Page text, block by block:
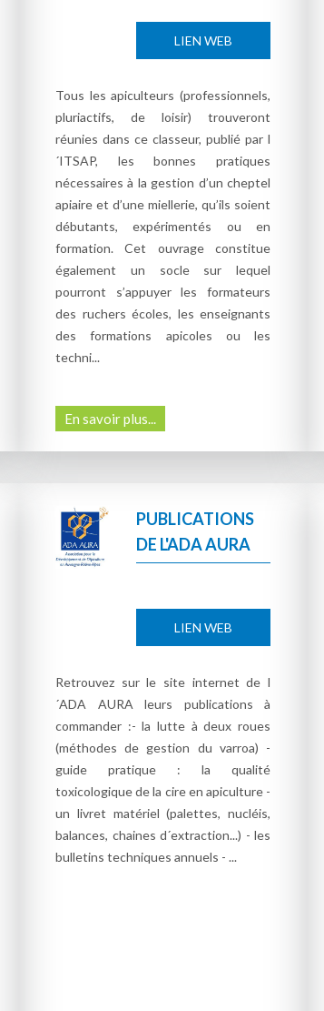
LIEN WEB
Tous les apiculteurs (professionnels,
pluriactifs, de loisir) trouveront
réunies dans ce classeur, publié par l
´ITSAP, les bonnes pratiques
nécessaires à la gestion d’un cheptel
apiaire et d’une miellerie, qu’ils soient
débutants, expérimentés ou en
formation. Cet ouvrage constitue
également un socle sur lequel
pourront s’appuyer les formateurs
des ruchers écoles, les enseignants
des formations apicoles ou les
techni...
En savoir plus...
PUBLICATIONS
DE L'ADA AURA
LIEN WEB
Retrouvez sur le site internet de l
´ADA AURA leurs publications à
commander :- la lutte à deux roues
(méthodes de gestion du varroa) -
guide pratique : la qualité
toxicologique de la cire en apiculture -
un livret matériel (palettes, nucléis,
balances, chaines d´extraction...) - les
bulletins techniques annuels - ...